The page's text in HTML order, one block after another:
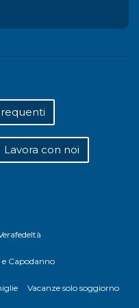
Lavora con noi
Capodanno
Vacanze solo soggiorno